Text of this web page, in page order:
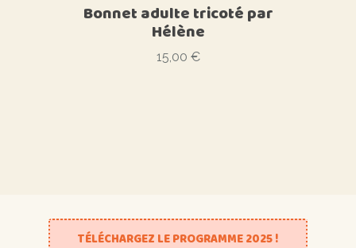
Bonnet adulte tricoté par
Hélène
15,00 €
TÉLÉCHARGEZ LE PROGRAMME 2025 !